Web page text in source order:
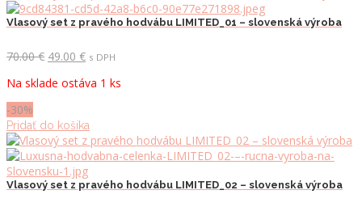
Vlasový set z pravého hodvábu LIMITED_01 – slovenská výroba
70.00€ Pôvodná
bola:
49.00 €Aktuálna
je:
s DPH
Na sklade ostáva 1 ks
-30%
Pridať do košíka
Vlasový set z pravého hodvábu LIMITED_02 – slovenská výroba